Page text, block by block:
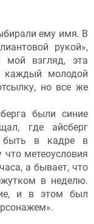
ему имя. В
рукой»,
мой взгляд, эта
каждый молодой
но все же
были синие
где айсберг
быть в кадре в
метеоусловия
а бывает, что
в неделю.
и в этом был